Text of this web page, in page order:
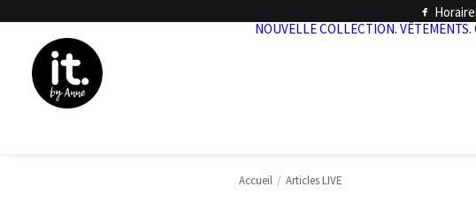
NOUVELLE COLLECTION. VÊTEMENTS.
Accueil Articles LIVE